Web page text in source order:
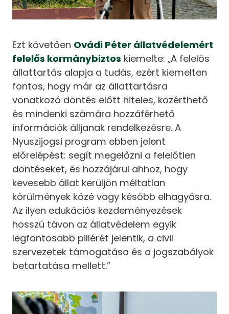
Ezt követően Ovádi Péter állatvédelemért
felelős kormánybiztos kiemelte: „A felelős
állattartás alapja a tudás, ezért kiemelten
fontos, hogy már az állattartásra
vonatkozó döntés előtt hiteles, közérthető
és mindenki számára hozzáférhető
információk álljanak rendelkezésre. A
Nyuszijogsi program ebben jelent
előrelépést: segít megelőzni a felelőtlen
döntéseket, és hozzájárul ahhoz, hogy
kevesebb állat kerüljön méltatlan
körülmények közé vagy később elhagyásra.
Az ilyen edukációs kezdeményezések
hosszú távon az állatvédelem egyik
legfontosabb pillérét jelentik, a civil
szervezetek támogatása és a jogszabályok
betartatása mellett.”